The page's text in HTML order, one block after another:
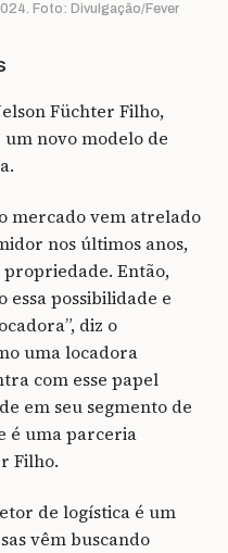
Foto: Divulgação/Fever
Füchter Filho,
novo modelo de
mercado vem atrelado
nos últimos anos,
propriedade. Então,
essa possibilidade e
diz o
uma locadora
com esse papel
em seu segmento de
é uma parceria
Filho.
de logística é um
vêm buscando